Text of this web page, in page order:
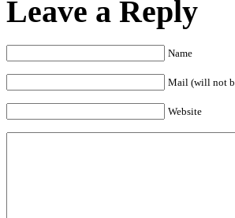
Leave a Reply
Name
Mail (will not
Website